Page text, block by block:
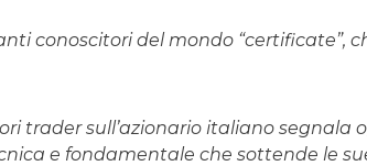
conoscitori del mondo “certificate”,
trader sull’azionario italiano segnala
e fondamentale che sottende le